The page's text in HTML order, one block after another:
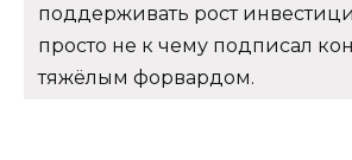
поддерживать рост
просто не к чему подписал
тяжёлым форвардом.